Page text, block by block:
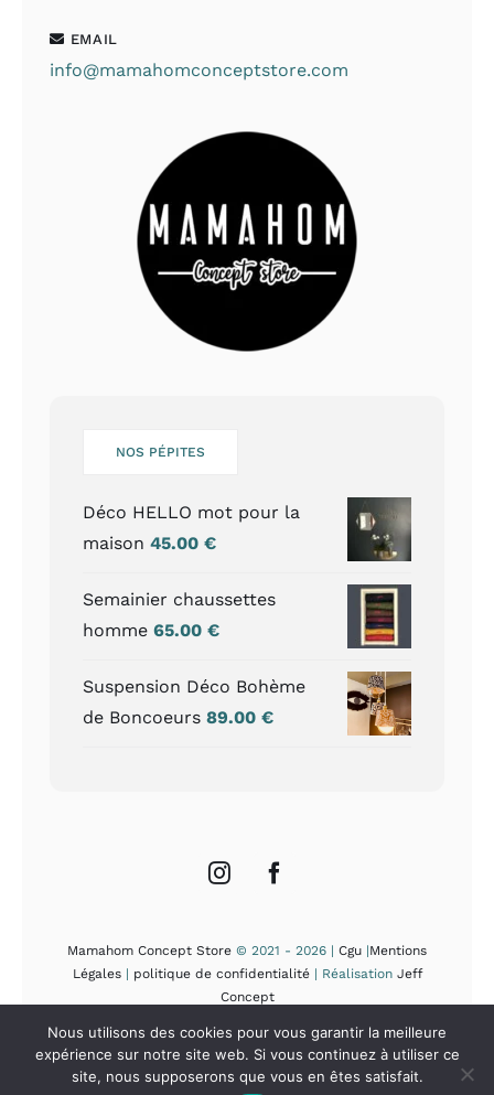
EMAIL
info@mamahomconceptstore.com
NOS PÉPITES
Déco HELLO mot pour la
maison 45.00€
Semainier chaussettes
homme 65.00€
Suspension Déco Bohème
de Boncoeurs 89.00€
Mamahom Concept Store © 2021 - 2026 | Cgu |Mentions
Légales| politique de confidentialité| Réalisation Jeff
Concept
Nous utilisons des cookies pour vous garantir la meilleure
expérience sur notre site web. Si vous continuez à utiliser ce
site, nous supposerons que vous en êtes satisfait.